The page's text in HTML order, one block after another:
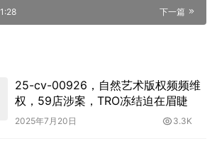
下一篇
25-cv-00926，自然艺术版权频频维
权，59店涉案，TRO冻结迫在眉睫
2025年7月20日 3.3K